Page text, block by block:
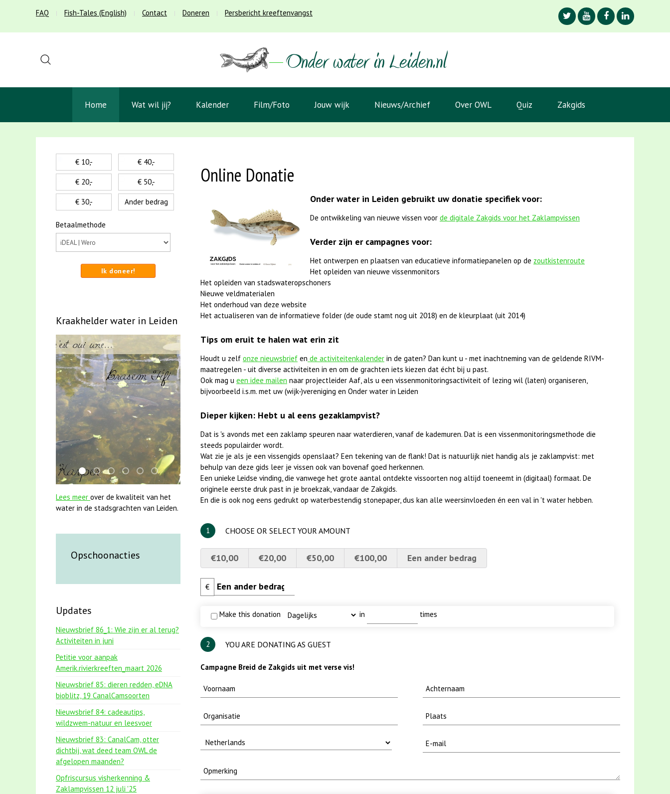
FAQ Fish-Tales (English) Contact Doneren Persbericht kreeftenvangst
Home Wat wil jij? Kalender Film/Foto Jouw wijk Nieuws/Archief Over OWL Quiz Zakgids
Online Donatie
Onder water in Leiden gebruikt uw donatie specifiek voor:
De ontwikkeling van nieuwe vissen voor de digitale Zakgids voor het Zaklampvissen
Verder zijn er campagnes voor:
Het ontwerpen en plaatsen van educatieve informatiepanelen op de zoutkistenroute
Het opleiden van nieuwe vissenmonitors
Het opleiden van stadswateropschoners
Nieuwe veldmaterialen
Het onderhoud van deze website
Het actualiseren van de informatieve folder (de oude stamt nog uit 2018) en de kleurplaat (uit 2014)
Tips om eruit te halen wat erin zit
Houdt u zelf onze nieuwsbrief en de activiteitenkalender in de gaten? Dan kunt u - met inachtneming van de geldende RIVM-
maatregelen - uit diverse activiteiten in en om de grachten iets kiezen dat écht bij u past.
Ook mag u een idee mailen naar projectleider Aaf, als u een vissenmonitoringsactiviteit of lezing wil (laten) organiseren,
bijvoorbeeld i.s.m. met uw (wijk-)vereniging en Onder water in Leiden
Dieper kijken: Hebt u al eens gezaklampvist?
Dat is 's avonds met een zaklamp speuren naar waterdieren, vanaf de kademuren. Dat is een vissenmonitoringsmethode die
steeds populairder wordt.
Wat zie je als je een vissengids openslaat? Een tekening van de flank! Dat is natuurlijk niet handig als je zaklampvist: met
behulp van deze gids leer je vissen ook van bovenaf goed herkennen.
Een unieke Leidse vinding, die vanwege het grote aantal ontdekte vissoorten nog altijd toeneemt in (digitaal) formaat. De
originele eerste druk past in je broekzak, vandaar de Zakgids.
En die is ook nog eens gedrukt op waterbestendig stonepaper, dus kan alle weersinvloeden én een val in 't water hebben.
1 CHOOSE OR SELECT YOUR AMOUNT
€10,00 €20,00 €50,00 €100,00 Een ander bedrag
€
Make this donation in times
2 YOU ARE DONATING AS GUEST
Campagne Breid de Zakgids uit met verse vis!
€ 10,-
€ 20,-
€ 30,-
€ 40,-
€ 50,-
Ander bedrag
Betaalmethode
Ik doneer!
Kraakhelder water in Leiden
smoelenboek fifi en karper nieuwsbrief-
jun2021 28 brasem en rietvoorns 4a verscherpt
karper met kattenklimtouw
jun2021 zaklv 5 snoekje MOOI
mei2021 watervogelmethode fuut met baars
mei2021 1 snoekje elly
Lees meer over de kwaliteit van het
water in de stadsgrachten van Leiden.
Opschoonacties
Updates
Nieuwsbrief 86_1: Wie zijn er al terug?
Activiteiten in juni
Petitie voor aanpak
Amerik.rivierkreeften_maart 2026
Nieuwsbrief 85: dieren redden, eDNA
bioblitz, 19 CanalCamsoorten
Nieuwsbrief 84: cadeautips,
wildzwem-natuur en leesvoer
Nieuwsbrief 83: CanalCam, otter
dichtbij, wat deed team OWL de
afgelopen maanden?
Opfriscursus visherkenning &
Zaklampvissen 12 juli '25